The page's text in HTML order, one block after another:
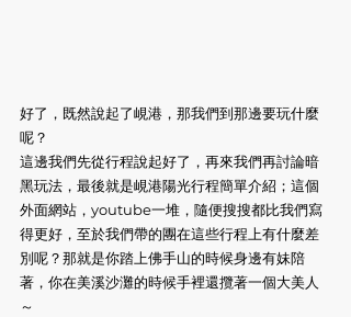
好了，既然說起了峴港，那我們到那邊要玩什麼
呢？
這邊我們先從行程說起好了，再來我們再討論暗
黑玩法，最後就是峴港陽光行程簡單介紹；這個
外面網站，youtube一堆，隨便搜搜都比我們寫
得更好，至於我們帶的團在這些行程上有什麼差
別呢？那就是你踏上佛手山的時候身邊有妹陪
著，你在美溪沙灘的時候手裡還攬著一個大美人
～